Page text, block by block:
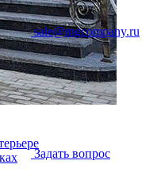
sale@mgcompany.ru
Задать вопрос